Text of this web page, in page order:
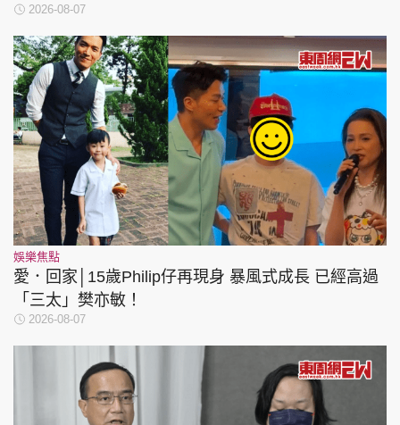
2026-08-07
娛樂焦點
愛．回家│15歲Philip仔再現身 暴風式成長 已經高過
「三太」樊亦敏！
2026-08-07